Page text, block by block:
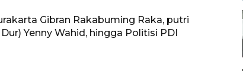
Gibran Rakabuming Raka, putri
Yenny Wahid, hingga Politisi PDI